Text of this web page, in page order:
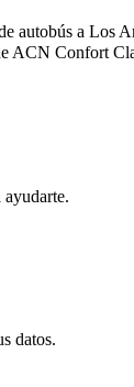
autobús a
ACN Confort
ayudarte.
datos.